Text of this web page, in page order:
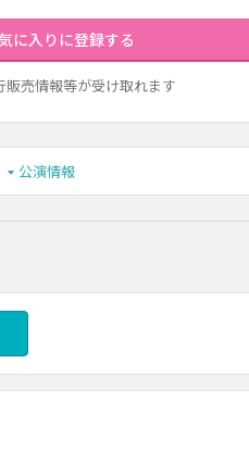
に入りに登録する
販売情報等が受け取れます
公演情報